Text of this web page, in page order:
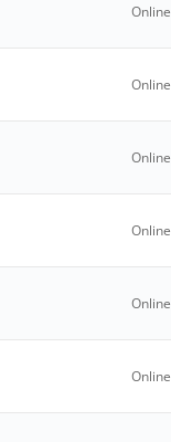
Online
Online
Online
Online
Online
Online